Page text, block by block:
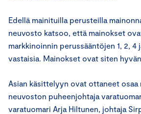
Edellä mainituilla perusteilla
neuvosto katsoo, että mainokset
markkinoinnin perussääntöjen 1, 2, 4
vastaisia. Mainokset ovat siten
Asian käsittelyyn ovat ottaneet osaa
neuvoston puheenjohtaja
varatuomari Arja Hiltunen, johtaja